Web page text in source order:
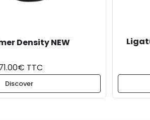
Density NEW
TTC
Discover